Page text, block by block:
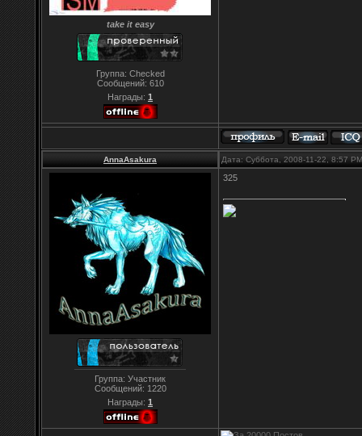
take it easy
Группа: Checked
Сообщений: 610
Награды: 1
AnnaAsakura Дата: Суббота, 2008-11-22, 8:57
Группа: Участник
Сообщений: 1220
Награды: 1
325